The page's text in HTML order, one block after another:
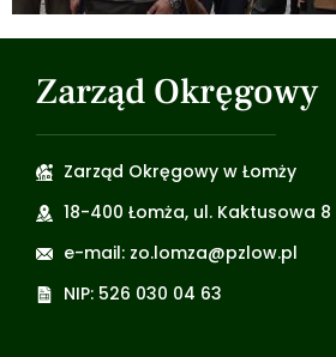
Zarząd Okręgowy
Zarząd Okręgowy w Łomży
18-400 Łomża, ul. Kaktusowa 8
e-mail: zo.lomza@pzlow.pl
NIP: 526 030 04 63